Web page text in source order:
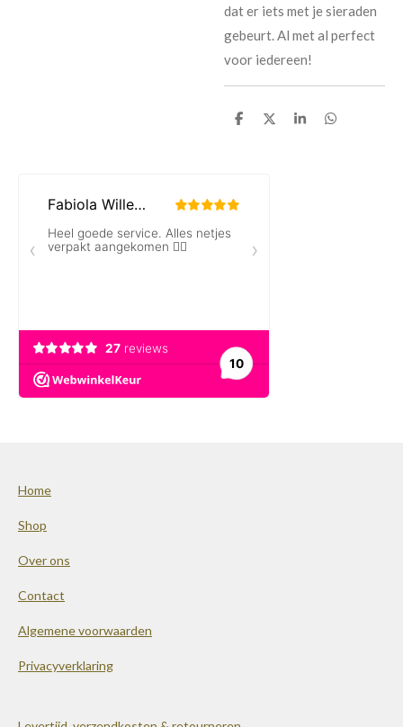
dat er iets met je sieraden
gebeurt. Al met al perfect
voor iedereen!
D
D
S
D
Home
Shop
Over ons
Contact
Algemene voorwaarden
Privacyverklaring